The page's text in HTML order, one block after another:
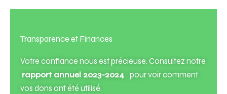
Transparence et Finances
Votre confiance nous est précieuse. Consultez notre
rapport annuel 2023-2024 pour voir comment
vos dons ont été utilisé.